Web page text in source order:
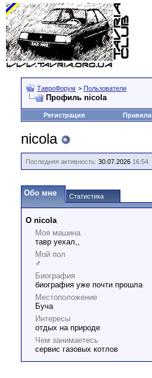
ТавроФорум > Пользователи
Профиль nicola
Регистрация Правила
nicola
Последняя активность: 30.07.2026 16:54
Обо мне Статистика
О nicola
Моя машина
тавр уехал,,
Мой пол
♂
Биография
биография уже почти прошла
Местоположение
Буча
Интересы
отдых на природе
Чем занимаетесь
сервис газовых котлов